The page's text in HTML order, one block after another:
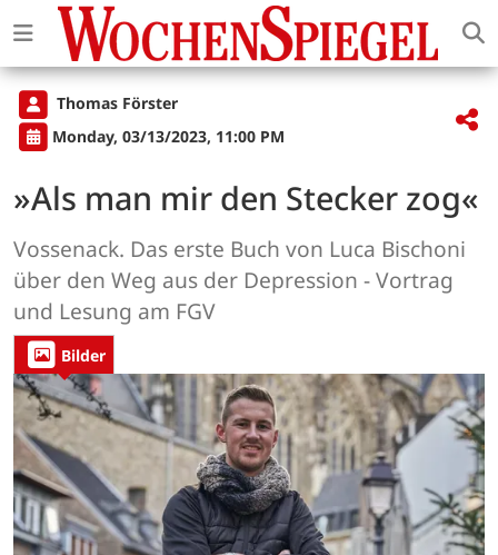
Thomas Förster
Monday, 03/13/2023, 11:00 PM
»Als man mir den Stecker zog«
Vossenack. Das erste Buch von Luca Bischoni
über den Weg aus der Depression - Vortrag
und Lesung am FGV
Bilder